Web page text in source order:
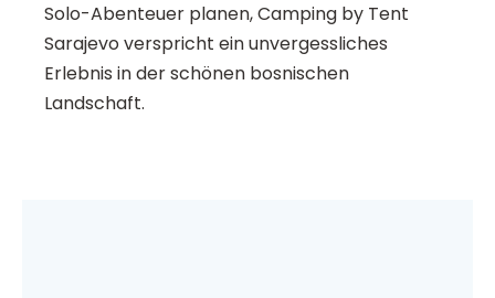
Solo-Abenteuer planen, Camping by Tent
Sarajevo verspricht ein unvergessliches
Erlebnis in der schönen bosnischen
Landschaft.